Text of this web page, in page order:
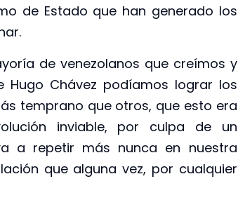
de Estado que han generado los
de venezolanos que creímos y
Hugo Chávez podíamos lograr los
temprano que otros, que esto era
inviable, por culpa de un
a repetir más nunca en nuestra
que alguna vez, por cualquier